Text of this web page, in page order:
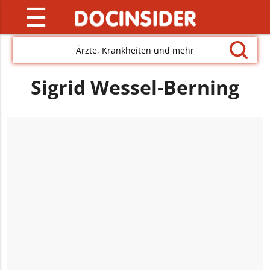
☰
Ärzte, Krankheiten und mehr
Sigrid Wessel-Berning